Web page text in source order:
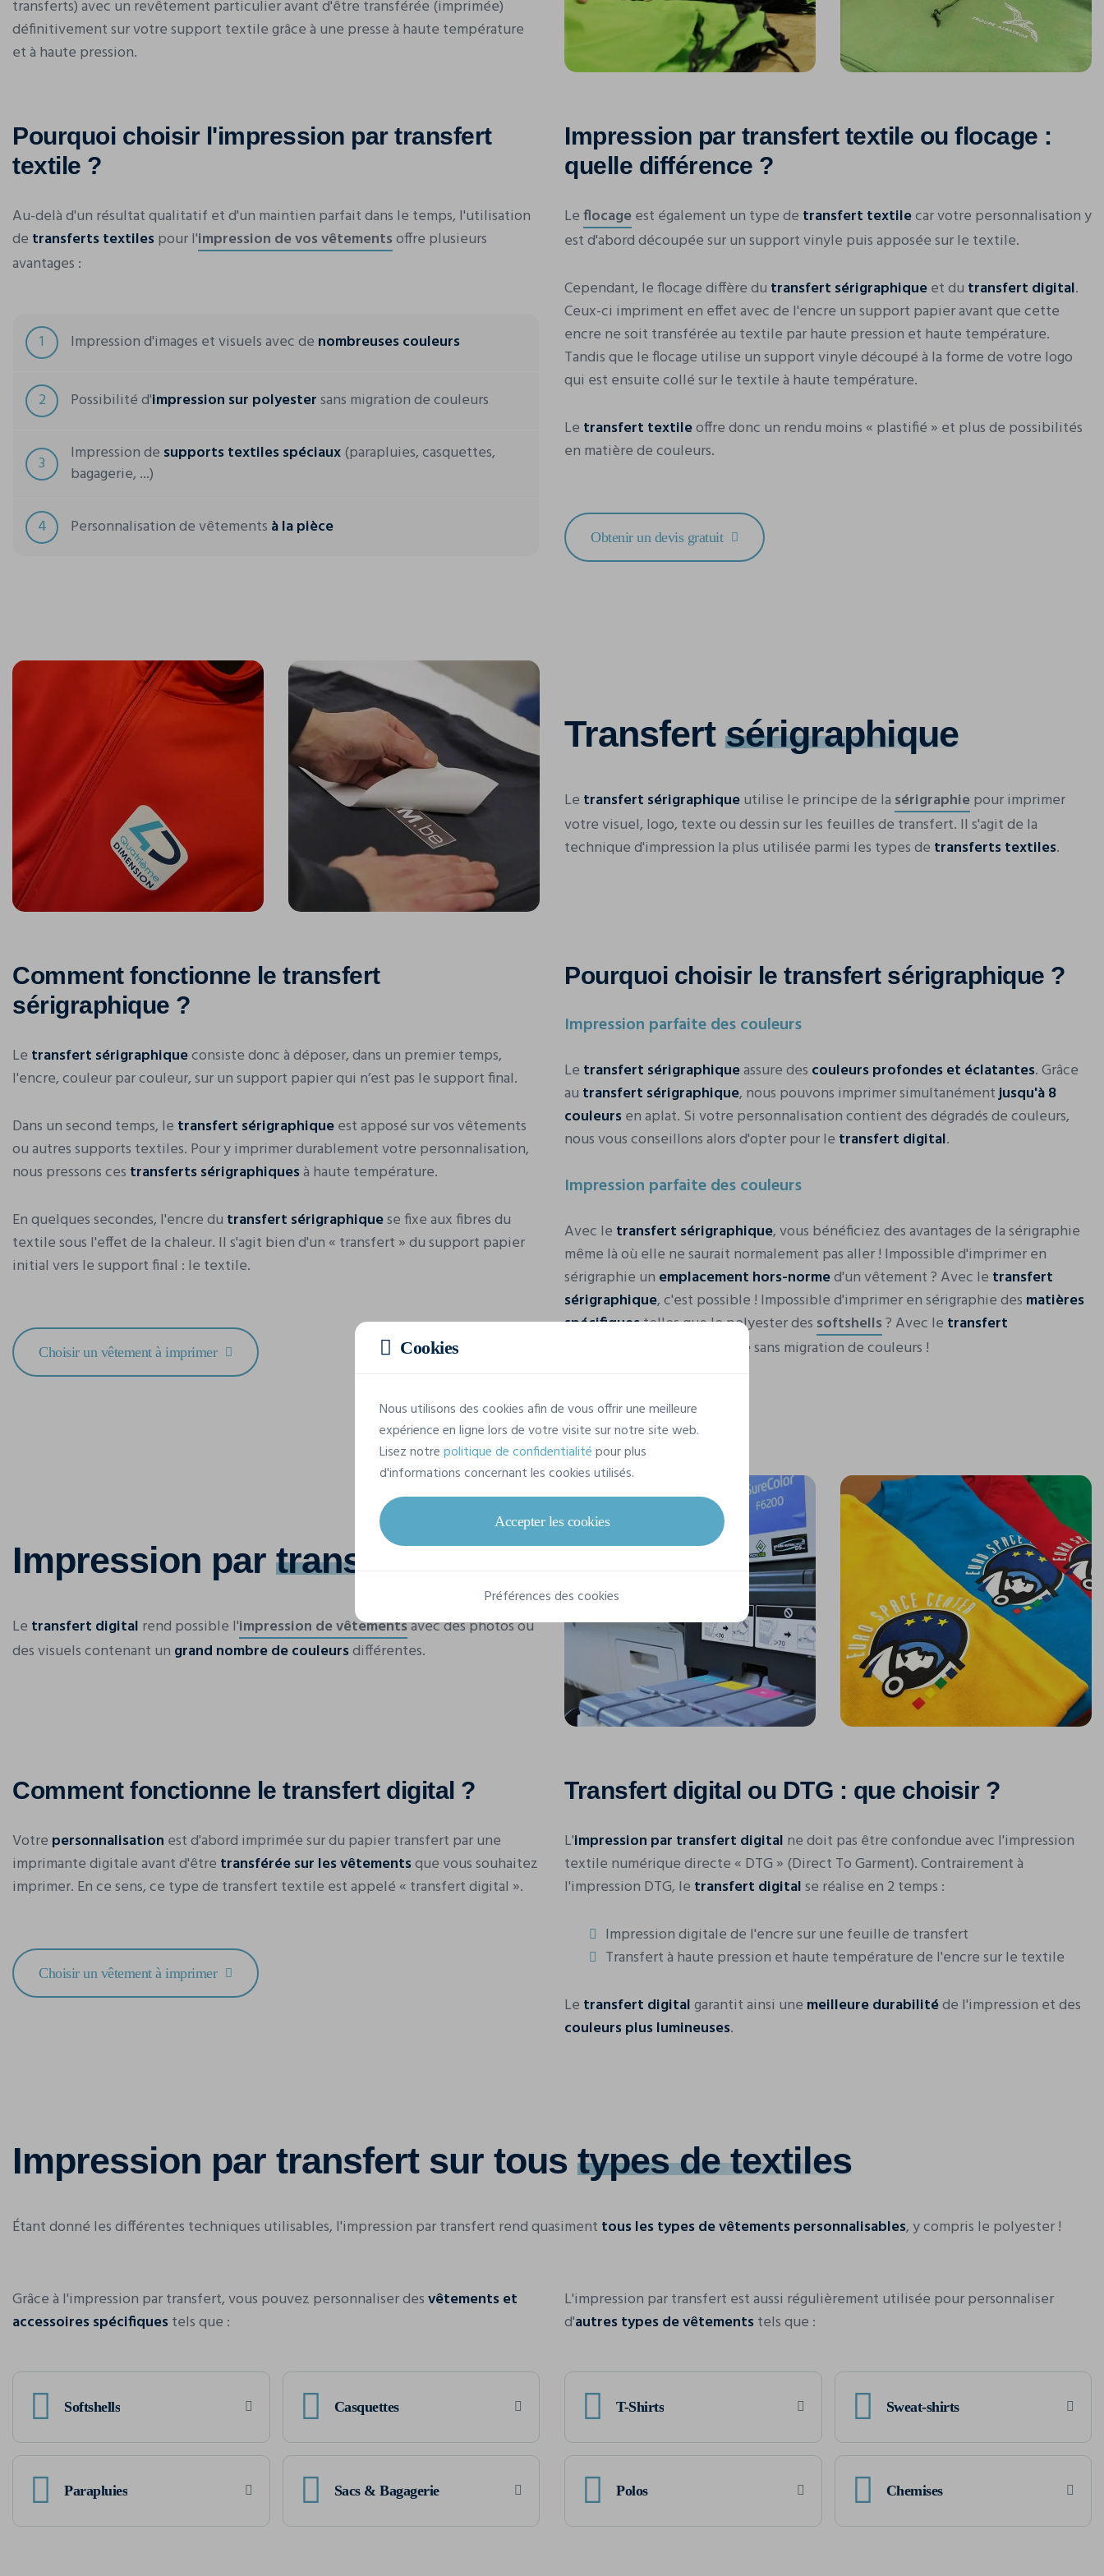
transferts) avec un revêtement particulier avant d'être transférée (imprimée)
définitivement sur votre support textile grâce à une presse à haute température
et à haute pression.
Pourquoi choisir l'impression par transfert
textile ?
Au-delà d'un résultat qualitatif et d'un maintien parfait dans le temps, l'utilisation
de transferts textilespour l'impression de vos vêtementsoffre plusieurs
avantages :
1 Impression d'images et visuels avec de nombreuses couleurs
2 Possibilité d'impression sur polyestersans migration de couleurs
3 Impression de supports textiles spéciaux(parapluies, casquettes,
bagagerie, ...)
4 Personnalisation de vêtements à la pièce
Impression par transfert textile ou flocage :
quelle différence ?
Leflocageest également un type de transfert textilecar votre personnalisation y
est d'abord découpée sur un support vinyle puis apposée sur le textile.
Cependant, le flocage diffère du transfert sérigraphiqueet du transfert digital.
Ceux-ci impriment en effet avec de l'encre un support papier avant que cette
encre ne soit transférée au textile par haute pression et haute température.
Tandis que le flocage utilise un support vinyle découpé à la forme de votre logo
qui est ensuite collé sur le textile à haute température.
Le transfert textileoffre donc un rendu moins « plastifié » et plus de possibilités
en matière de couleurs.
Obtenir un devis gratuit
Transfert sérigraphique
Le transfert sérigraphiqueutilise le principe de la sérigraphiepour imprimer
votre visuel, logo, texte ou dessin sur les feuilles de transfert. Il s'agit de la
technique d'impression la plus utilisée parmi les types de transferts textiles.
Comment fonctionne le transfert
sérigraphique ?
Le transfert sérigraphiqueconsiste donc à déposer, dans un premier temps,
l'encre, couleur par couleur, sur un support papier qui n’est pas le support final.
Dans un second temps, le transfert sérigraphiqueest apposé sur vos vêtements
ou autres supports textiles. Pour y imprimer durablement votre personnalisation,
nous pressons ces transferts sérigraphiquesà haute température.
En quelques secondes, l'encre du transfert sérigraphiquese fixe aux fibres du
textile sous l'effet de la chaleur. Il s'agit bien d'un « transfert » du support papier
initial vers le support final : le textile.
Choisir un vêtement à imprimer
Pourquoi choisir le transfert sérigraphique ?
Impression parfaite des couleurs
Le transfert sérigraphiqueassure des couleurs profondes et éclatantes. Grâce
au transfert sérigraphique, nous pouvons imprimer simultanémentjusqu'à 8
couleursen aplat. Si votre personnalisation contient des dégradés de couleurs,
nous vous conseillons alors d'opter pour le transfert digital.
Impression parfaite des couleurs
Avec le transfert sérigraphique, vous bénéficiez des avantages de la sérigraphie
même là où elle ne saurait normalement pas aller ! Impossible d'imprimer en
sérigraphie un emplacement hors-normed'un vêtement ? Avec le transfert
sérigraphique, c'est possible ! Impossible d'imprimer en sérigraphie des matières
spécifiquestelles que le polyester des softshells? Avec le transfert
, c'est possible sans migration de couleurs !
Impression par transfert digital
Le transfert digital rend possible l'impression de vêtementsavec des photos ou
des visuels contenant un grand nombre de couleursdifférentes.
Comment fonctionne le transfert digital ?
Votre personnalisation est d'abord imprimée sur du papier transfert par une
imprimante digitale avant d'être transférée sur les vêtementsque vous souhaitez
imprimer. En ce sens, ce type de transfert textile est appelé « transfert digital ».
Choisir un vêtement à imprimer
Transfert digital ou DTG : que choisir ?
L'impression par transfert digital ne doit pas être confondue avec l'impression
textile numérique directe « DTG » (Direct To Garment). Contrairement à
l'impression DTG, le transfert digitalse réalise en 2 temps :
Impression digitale de l'encre sur une feuille de transfert
Transfert à haute pression et haute température de l'encre sur le textile
Le transfert digitalgarantit ainsi une meilleure durabilitéde l'impression et des
couleurs plus lumineuses.
Impression par transfert sur tous types de textiles
Étant donné les différentes techniques utilisables, l'impression par transfert rend quasiment tous les types de vêtements personnalisables, y compris le polyester !
Grâce à l'impression par transfert, vous pouvez personnaliser desvêtements et
accessoires spécifiquestels que :
Softshells Casquettes
Parapluies Sacs & Bagagerie
L'impression par transfert est aussi régulièrement utilisée pour personnaliser
d'autres types de vêtementstels que :
T-Shirts Sweat-shirts
Polos Chemises
Cookies
Nous utilisons des cookies afin de vous offrir une meilleure
expérience en ligne lors de votre visite sur notre site web.
Lisez notrepolitique de confidentialitépour plus
d'informations concernant les cookies utilisés.
Accepter les cookies
Préférences des cookies